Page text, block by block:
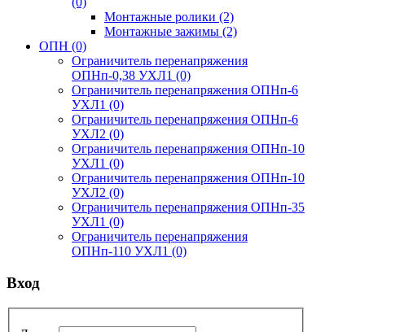
Монтажные ролики (2)
Монтажные зажимы (2)
ОПН (0)
Ограничитель перенапряжения
ОПНп-0,38 УХЛ1 (0)
Ограничитель перенапряжения ОПНп-6
УХЛ1 (0)
Ограничитель перенапряжения ОПНп-6
УХЛ2 (0)
Ограничитель перенапряжения ОПНп-10
УХЛ1 (0)
Ограничитель перенапряжения ОПНп-10
УХЛ2 (0)
Ограничитель перенапряжения ОПНп-35
УХЛ1 (0)
Ограничитель перенапряжения
ОПНп-110 УХЛ1 (0)
Вход